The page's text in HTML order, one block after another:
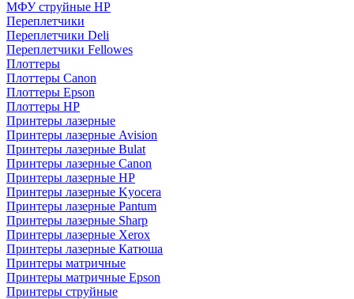
МФУ струйные HP
Переплетчики
Переплетчики Deli
Переплетчики Fellowes
Плоттеры
Плоттеры Canon
Плоттеры Epson
Плоттеры HP
Принтеры лазерные
Принтеры лазерные Avision
Принтеры лазерные Bulat
Принтеры лазерные Canon
Принтеры лазерные HP
Принтеры лазерные Kyocera
Принтеры лазерные Pantum
Принтеры лазерные Sharp
Принтеры лазерные Xerox
Принтеры лазерные Катюша
Принтеры матричные
Принтеры матричные Epson
Принтеры струйные